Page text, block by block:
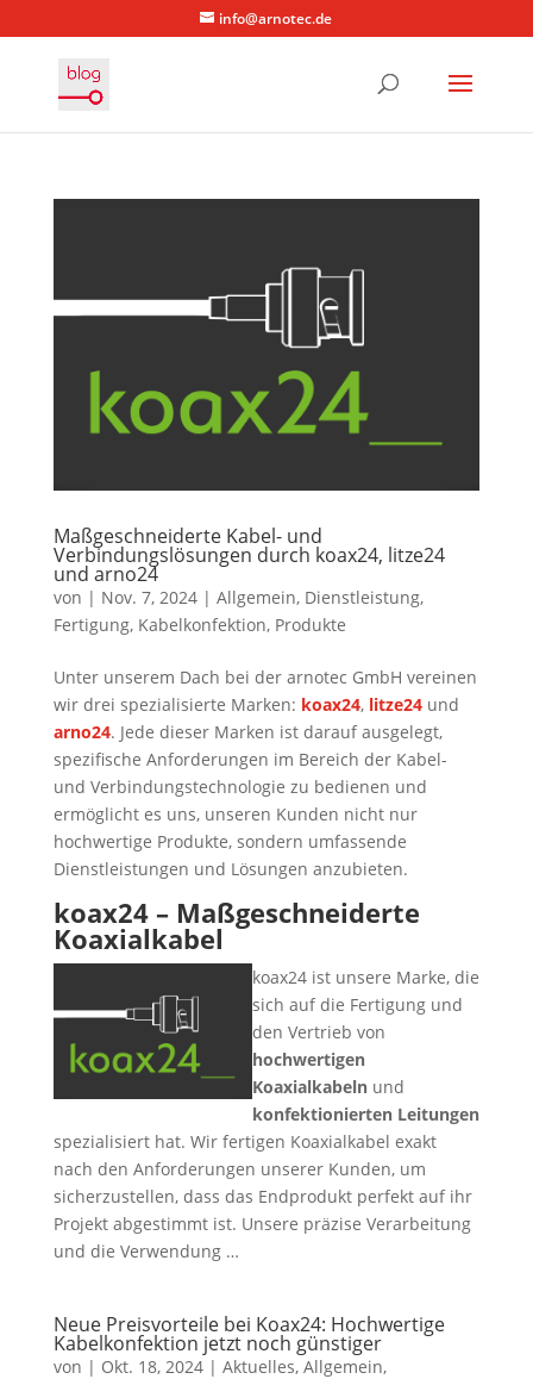
info@arnotec.de
Maßgeschneiderte Kabel- und
Verbindungslösungen durch koax24, litze24
und arno24
von | Nov. 7, 2024| Allgemein, Dienstleistung,
Fertigung, Kabelkonfektion, Produkte
Unter unserem Dach bei der arnotec GmbH vereinen
wir drei spezialisierte Marken: koax24, litze24 und
arno24. Jede dieser Marken ist darauf ausgelegt,
spezifische Anforderungen im Bereich der Kabel-
und Verbindungstechnologie zu bedienen und
ermöglicht es uns, unseren Kunden nicht nur
hochwertige Produkte, sondern umfassende
Dienstleistungen und Lösungen anzubieten.
koax24 – Maßgeschneiderte
Koaxialkabel
koax24 ist unsere Marke, die
sich auf die Fertigung und
den Vertrieb von
hochwertigen
Koaxialkabelnund
konfektionierten Leitungen
spezialisiert hat. Wir fertigen Koaxialkabel exakt
nach den Anforderungen unserer Kunden, um
sicherzustellen, dass das Endprodukt perfekt auf ihr
Projekt abgestimmt ist. Unsere präzise Verarbeitung
und die Verwendung …
Neue Preisvorteile bei Koax24: Hochwertige
Kabelkonfektion jetzt noch günstiger
von | Okt. 18, 2024| Aktuelles, Allgemein,